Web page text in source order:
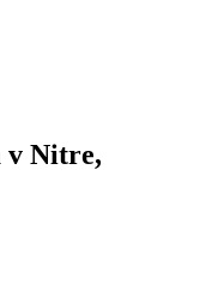
v Nitre,